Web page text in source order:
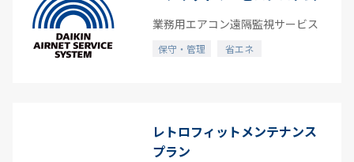
業務用エアコン遠隔監視サービス
保守・管理 省エネ
レトロフィットメンテナンス
プラン